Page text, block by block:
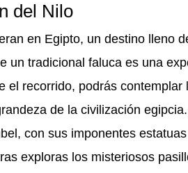
del Nilo
en Egipto, un destino lleno
un tradicional faluca es una
el recorrido, podrás contemplar
de la civilización
con sus imponentes
exploras los misteriosos